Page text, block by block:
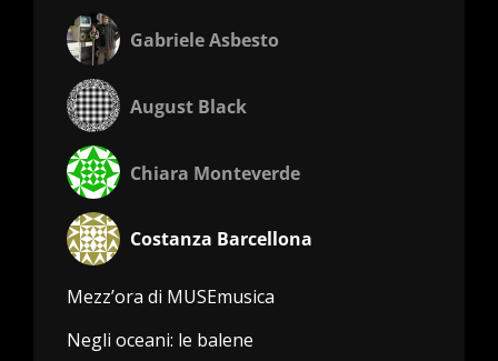
Gabriele Asbesto
August Black
Chiara Monteverde
Costanza Barcellona
Mezz’ora di MUSEmusica
Negli oceani: le balene